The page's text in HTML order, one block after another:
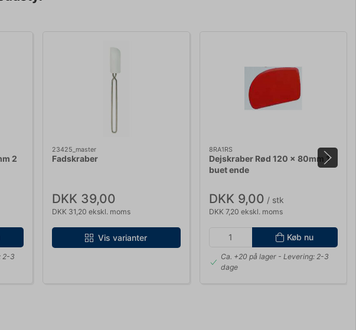
2
2-3
23425_master
Fadskraber
DKK 39,00
DKK 31,20 ekskl. moms
Vis varianter
8RA1RS
Dejskraber Rød 120 x 80mm 1
buet ende
DKK 9,00 / stk
DKK 7,20 ekskl. moms
Køb nu
Ca. +20 på lager- Levering: 2-3
dage